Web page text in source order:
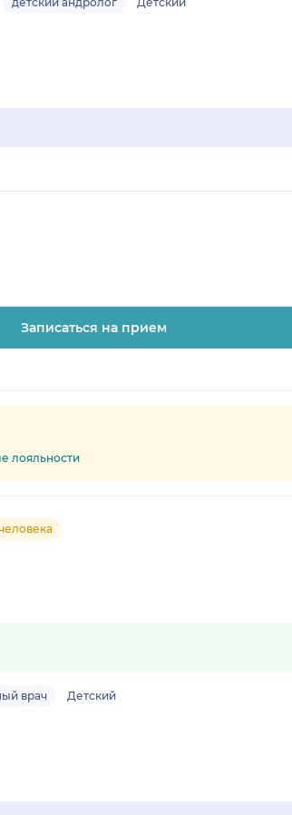
Записаться на прием
лояльности
врач Детский